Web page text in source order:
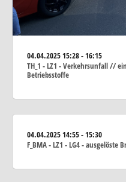
04.04.202515:28 - 16:15
TH_1 - LZ1 - Verkehrsunfall //
Betriebsstoffe
04.04.202514:55 - 15:30
F_BMA - LZ1 - LG4 - ausgelöste